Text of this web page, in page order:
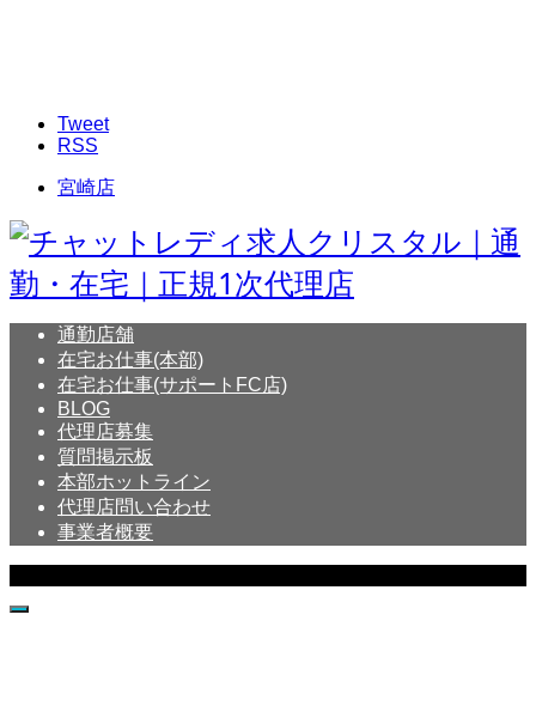
Tweet
RSS
宮崎店
通勤店舗
在宅お仕事(本部)
在宅お仕事(サポートFC店)
BLOG
代理店募集
質問掲示板
本部ホットライン
代理店問い合わせ
事業者概要